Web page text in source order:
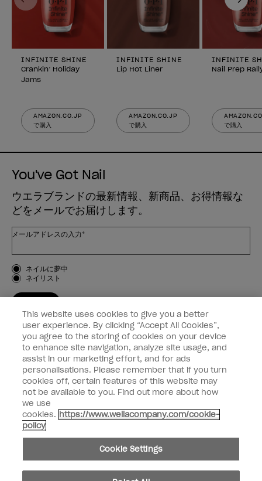
INFINITE SHINE
Crankin’ Holiday
Jams
AMAZON.CO.JP
で購入
INFINITE SHINE
Lip Hot Liner
AMAZON.CO.JP
で購入
INFINITE
Nail Prep
で購入
You've Got Nail
ウエラブランドの最新情報、新商品、お得情報な
どをメールでお届けします。
メールアドレスの入力*
お客様のタイプ
ネイルに夢中
ネイリスト
OPI
個人情報の取り扱い
facebookinstagram
個人情報を共有または販売しないでください
© Copyright 2024, Wella Operations US LLC, 無断複写・転載を禁じます。
This website uses cookies to give you a better
user experience. By clicking “Accept All Cookies”,
you agree to the storing of cookies on your device
to enhance site navigation, analyze site usage, and
assist in our marketing effort, and for ads
personalisations. Please remember that if you turn
cookies off, certain features of this website may
not be available to you. Find out more about how
we use
cookies. https://www.wellacompany.com/cookie-
policy
Cookie Settings